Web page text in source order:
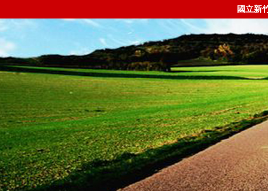
國立新